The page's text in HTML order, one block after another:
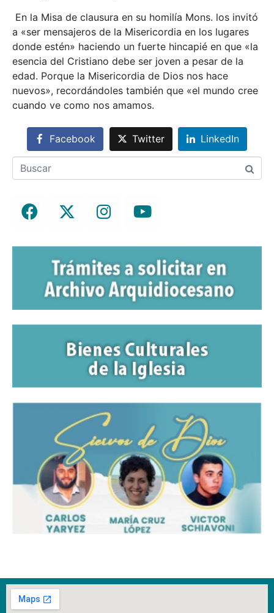
En la Misa de clausura en su homilía Mons. los invitó
a «ser mensajeros de la Misericordia en los lugares
donde estén» haciendo un fuerte hincapié en que «la
esencia del Cristiano debe ser joven a pesar de la
edad. Porque la Misericordia de Dios nos hace
nuevos», recordándoles también que «el mundo cree
cuando ve como nos amamos.
Facebook Twitter LinkedIn